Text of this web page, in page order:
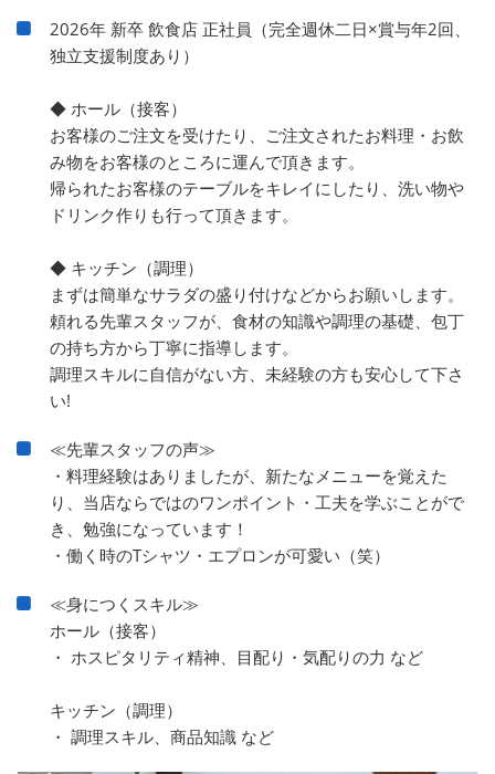
2026年 新卒 飲食店 正社員（完全週休二日×賞与年2回、
独立支援制度あり）
◆ ホール（接客）
お客様のご注文を受けたり、ご注文されたお料理・お飲
み物をお客様のところに運んで頂きます。
帰られたお客様のテーブルをキレイにしたり、洗い物や
ドリンク作りも行って頂きます。
◆ キッチン（調理）
まずは簡単なサラダの盛り付けなどからお願いします。
頼れる先輩スタッフが、食材の知識や調理の基礎、包丁
の持ち方から丁寧に指導します。
調理スキルに自信がない方、未経験の方も安心して下さ
い!
≪先輩スタッフの声≫
・料理経験はありましたが、新たなメニューを覚えた
り、当店ならではのワンポイント・工夫を学ぶことがで
き、勉強になっています！
・働く時のTシャツ・エプロンが可愛い（笑）
≪身につくスキル≫
ホール（接客）
・ ホスピタリティ精神、目配り・気配りの力 など
キッチン（調理）
・ 調理スキル、商品知識 など